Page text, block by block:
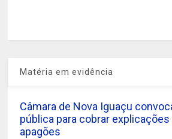
Matéria em evidência
Câmara de Nova Iguaçu
pública para cobrar
apagões